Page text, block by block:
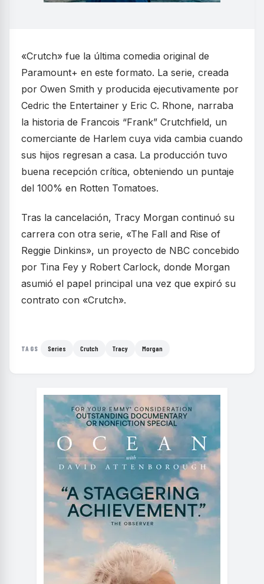
«Crutch» fue la última comedia original de
Paramount+ en este formato. La serie, creada
por Owen Smith y producida ejecutivamente por
Cedric the Entertainer y Eric C. Rhone, narraba
la historia de Francois “Frank” Crutchfield, un
comerciante de Harlem cuya vida cambia cuando
sus hijos regresan a casa. La producción tuvo
buena recepción crítica, obteniendo un puntaje
del 100% en Rotten Tomatoes.
Tras la cancelación, Tracy Morgan continuó su
carrera con otra serie, «The Fall and Rise of
Reggie Dinkins», un proyecto de NBC concebido
por Tina Fey y Robert Carlock, donde Morgan
asumió el papel principal una vez que expiró su
contrato con «Crutch».
TAGS Series Crutch Tracy Morgan